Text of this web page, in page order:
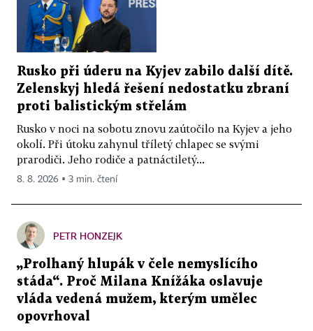
Rusko při úderu na Kyjev zabilo další dítě.
Zelenskyj hledá řešení nedostatku zbraní
proti balistickým střelám
Rusko v noci na sobotu znovu zaútočilo na Kyjev a jeho
okolí. Při útoku zahynul tříletý chlapec se svými
prarodiči. Jeho rodiče a patnáctiletý...
8. 8. 2026 ▪ 3 min. čtení
PETR HONZEJK
„Prolhaný hlupák v čele nemyslícího
stáda“. Proč Milana Knížáka oslavuje
vláda vedená mužem, kterým umělec
opovrhoval